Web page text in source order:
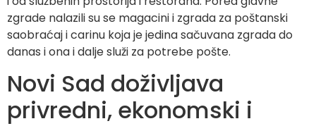
zgrade nalazili su se magacini i zgrada za poštanski
saobraćaj i carinu koja je jedina sačuvana zgrada do
danas i ona i dalje služi za potrebe pošte.
Novi Sad doživljava
privredni, ekonomski i